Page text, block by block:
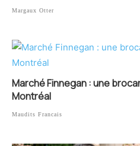
Margaux Otter
Marché Finnegan : une
Montréal
Maudits Francais